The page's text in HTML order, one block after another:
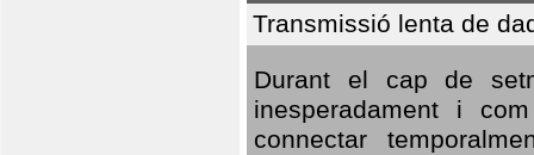
Transmissió lenta de
Durant el cap de
inesperadament i
connectar